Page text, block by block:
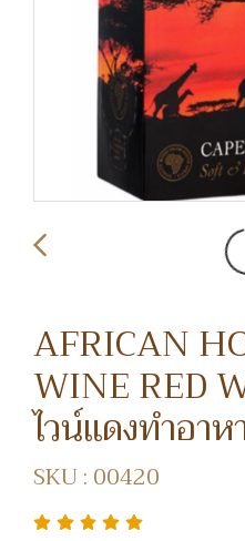
AFRICAN
WINE RED
ไวน์แดงทำอาห
SKU : 00420